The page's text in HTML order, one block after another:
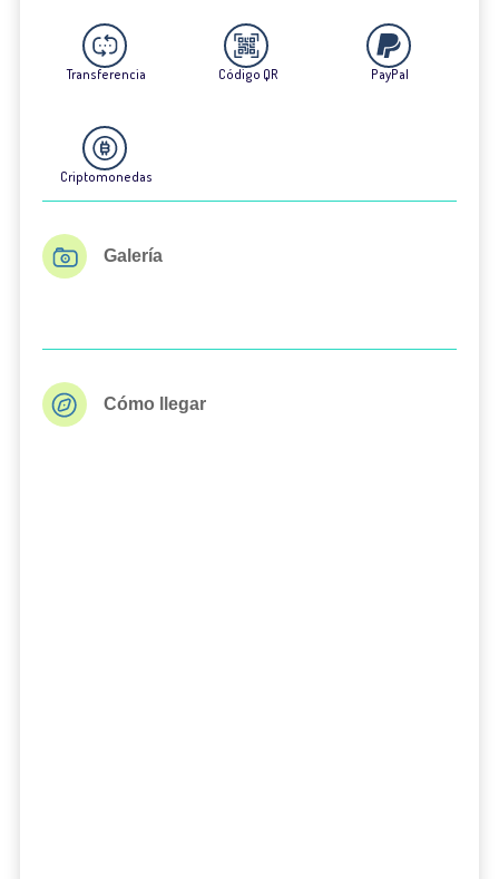
Transferencia Código QR PayPal
Criptomonedas
Galería
Cómo llegar